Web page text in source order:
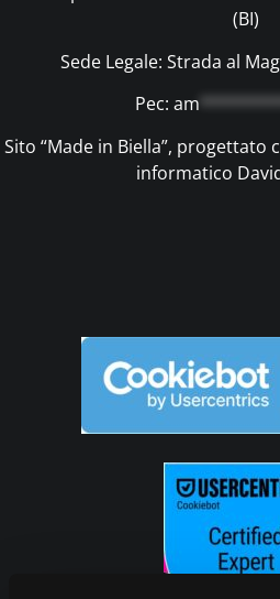
(BI)
Sede Legale: Strada al
Pec: am
Sito “Made in Biella”,
informatico